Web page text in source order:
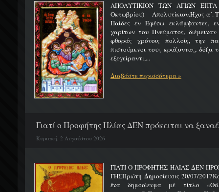
ΑΠΟΛΥΤΙΚΙΟΝ ΤΩΝ ΑΓΙΩΝ ΕΠΤΑ
Οκτωβρίου) Απολυτίκιον.Ήχος α΄.
Παίδες εν Εφέσω εκλάμψαντες,
χαρίτων του Πνεύματος,
φθοράς χρόνοις πολλοίς, την
πιστούμενοι τους κράζοντας,
εξεγείραντι,...
Διαβάστε περισσότερα »
Γιατί ο Προφήτης Ηλίας ΔΕΝ πρόκειται να
Κυριακή, 2 Αυγούστου 2026
ΓΙΑΤΙ Ο ΠΡΟΦΗΤΗΣ ΗΛΙΑΣ ΔΕΝ
ΓΗΣΠρώτη Δημοσίευσις 20/07/
ἕνα δημοσίευμα μέ τίτλο